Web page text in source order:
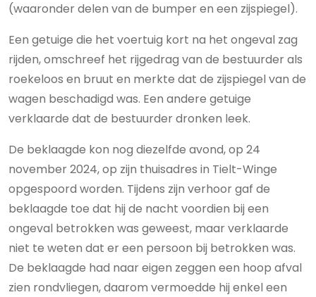
(waaronder delen van de bumper en een zijspiegel).
Een getuige die het voertuig kort na het ongeval zag
rijden, omschreef het rijgedrag van de bestuurder als
roekeloos en bruut en merkte dat de zijspiegel van de
wagen beschadigd was. Een andere getuige
verklaarde dat de bestuurder dronken leek.
De beklaagde kon nog diezelfde avond, op 24
november 2024, op zijn thuisadres in Tielt-Winge
opgespoord worden. Tijdens zijn verhoor gaf de
beklaagde toe dat hij de nacht voordien bij een
ongeval betrokken was geweest, maar verklaarde
niet te weten dat er een persoon bij betrokken was.
De beklaagde had naar eigen zeggen een hoop afval
zien rondvliegen, daarom vermoedde hij enkel een